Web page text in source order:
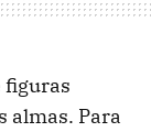
figuras
almas. Para